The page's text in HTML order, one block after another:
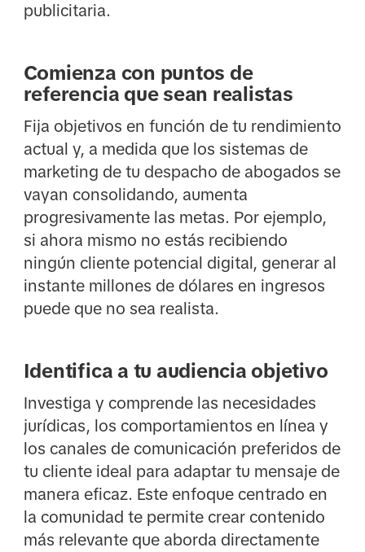
publicitaria.
Comienza con puntos de
referencia que sean realistas
Fija objetivos en función de tu rendimiento
actual y, a medida que los sistemas de
marketing de tu despacho de abogados se
vayan consolidando, aumenta
progresivamente las metas. Por ejemplo,
si ahora mismo no estás recibiendo
ningún cliente potencial digital, generar al
instante millones de dólares en ingresos
puede que no sea realista.
Identifica a tu audiencia objetivo
Investiga y comprende las necesidades
jurídicas, los comportamientos en línea y
los canales de comunicación preferidos de
tu cliente ideal para adaptar tu mensaje de
manera eficaz. Este enfoque centrado en
la comunidad te permite crear contenido
más relevante que aborda directamente